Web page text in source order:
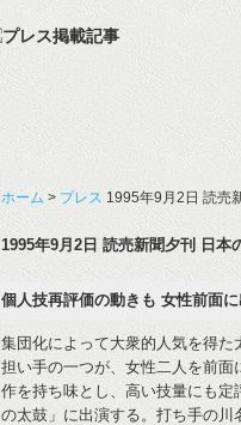
ホーム > プレス 1995年9月2日 読売
1995年9月2日 読売新聞夕刊 日本
個人技再評価の動きも 女性前面に
集団化によって大衆的人気を得
担い手の一つが、女性二人を前面
作を持ち味とし、高い技量にも
の太鼓」に出演する。打ち手の